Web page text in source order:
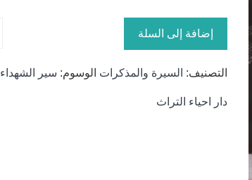
إضافة إلى السلة
التصنيف: السيرة والمذكرات الوسوم: سير الشهداء
دار احياء التراث